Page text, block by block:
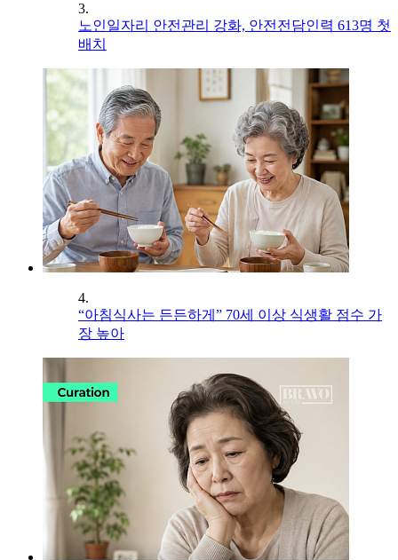
3.
노인일자리 안전관리 강화, 안전전담인력 613명 첫
배치
4.
“아침식사는 든든하게” 70세 이상 식생활 점수 가
장 높아